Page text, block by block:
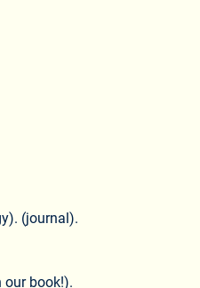
(journal).
our book!).